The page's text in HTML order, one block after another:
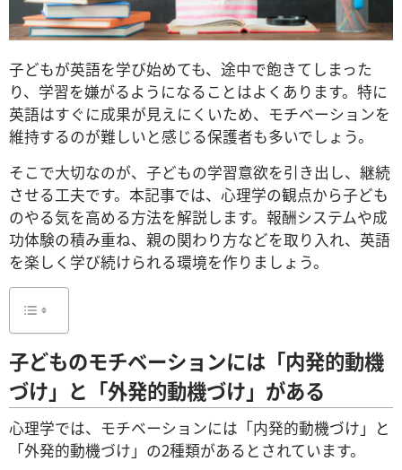
子どもが英語を学び始めても、途中で飽きてしまった
り、学習を嫌がるようになることはよくあります。特に
英語はすぐに成果が見えにくいため、モチベーションを
維持するのが難しいと感じる保護者も多いでしょう。
そこで大切なのが、子どもの学習意欲を引き出し、継続
させる工夫です。本記事では、心理学の観点から子ども
のやる気を高める方法を解説します。報酬システムや成
功体験の積み重ね、親の関わり方などを取り入れ、英語
を楽しく学び続けられる環境を作りましょう。
子どものモチベーションには「内発的動機
づけ」と「外発的動機づけ」がある
心理学では、モチベーションには「内発的動機づけ」と
「外発的動機づけ」の2種類があるとされています。